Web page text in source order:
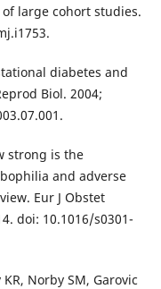
large cohort studies.
diabetes and
Biol. 2004;
strong is the
and adverse
Eur J Obstet
doi: 10.1016/s0301-
Norby SM, Garovic